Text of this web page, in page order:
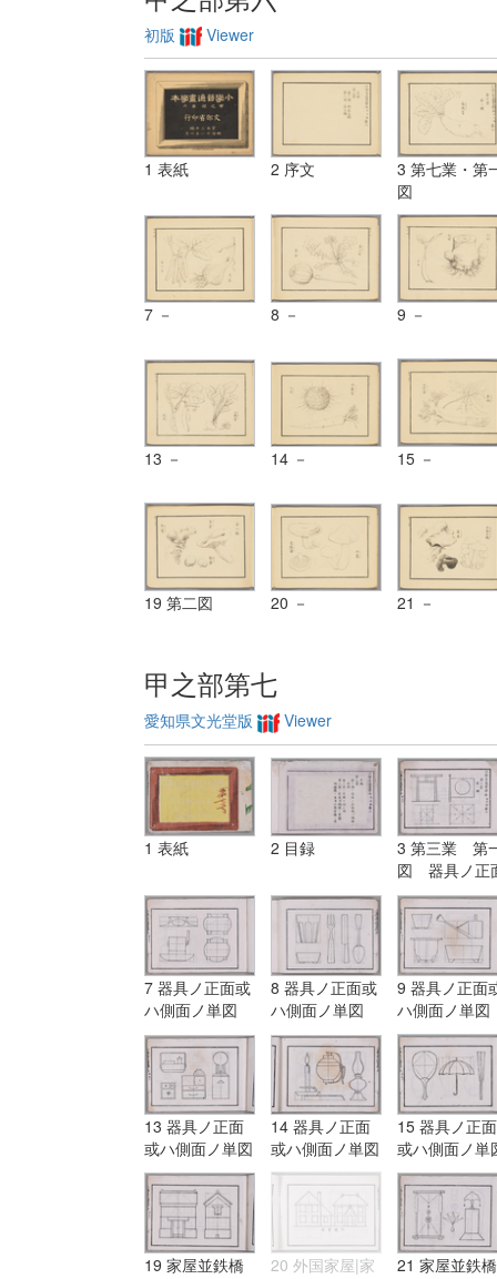
初版 Viewer
1 表紙 2 序文
3 第七業・第
図
7 － 8 － 9 －
13 － 14 － 15 －
19 第二図 20 － 21 －
甲之部第七
愛知県文光堂版 Viewer
1 表紙 2 目録
3 第三業 第
図 器具ノ正
或ハ側面ノ単
7 器具ノ正面或
ハ側面ノ単図
8 器具ノ正面或
ハ側面ノ単図
9 器具ノ正面
ハ側面ノ単図
13 器具ノ正面
或ハ側面ノ単図
14 器具ノ正面
或ハ側面ノ単図
15 器具ノ正面
或ハ側面ノ単
19 家屋並鉄橋
20 外国家屋|家
21 家屋並鉄橋